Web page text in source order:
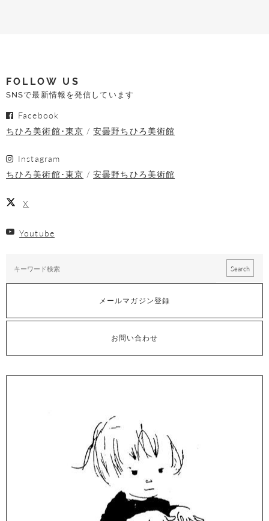
FOLLOW US
SNSで最新情報を発信しています
Facebook
ちひろ美術館･東京
安曇野ちひろ美術館
Instagram
ちひろ美術館･東京
安曇野ちひろ美術館
X
Youtube
メールマガジン登録
お問い合わせ